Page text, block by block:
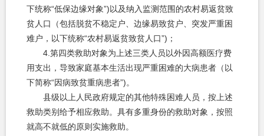
下统称“低保边缘对象”)以及纳入监测范围的农村易返贫致
贫人口（包括脱贫不稳定户、边缘易致贫户、突发严重困
难户，以下统称“农村易返贫致贫人口”)；
4.第四类救助对象为上述三类人员以外因高额医疗费
用支出，导致家庭基本生活出现严重困难的大病患者（以
下简称“因病致贫重病患者”)。
县级以上人民政府规定的其他特殊困难人员，按上述
救助类别给予相应救助。具有多重身份的救助对象，按照
就高不就低的原则实施救助。